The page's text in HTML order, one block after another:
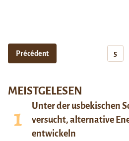
Précédent 5
MEISTGELESEN
Unter der usbekischen
versucht, alternative
entwickeln